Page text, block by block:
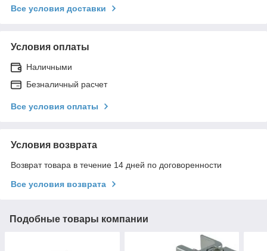
Все условия доставки
Условия оплаты
Наличными
Безналичный расчет
Все условия оплаты
Условия возврата
Возврат товара в течение 14 дней по договоренности
Все условия возврата
Подобные товары компании